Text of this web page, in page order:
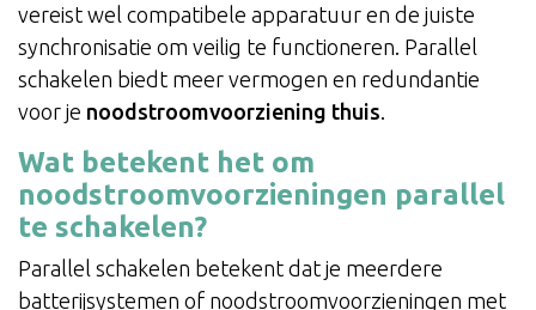
vereist wel compatibele apparatuur en de juiste
synchronisatie om veilig te functioneren. Parallel
schakelen biedt meer vermogen en redundantie
voor je noodstroomvoorziening thuis.
Wat betekent het om
noodstroomvoorzieningen parallel
te schakelen?
Parallel schakelen betekent dat je meerdere
batterijsystemen of noodstroomvoorzieningen met